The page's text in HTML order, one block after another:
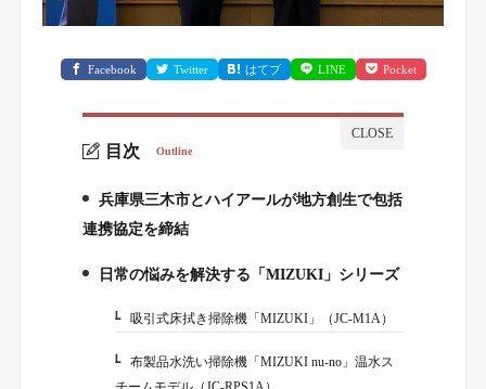
Facebook Twitter はてブ LINE Pocket
目次 Outline
1.
兵庫県三木市とハイアールが地方創生で包括
連携協定を締結
日常の悩みを解決する「MIZUKI」シリーズ
2-1.吸引式床拭き掃除機「MIZUKI」（JC-M1A）
2-2.布製品水洗い掃除機「MIZUKI nu-no」温水ス